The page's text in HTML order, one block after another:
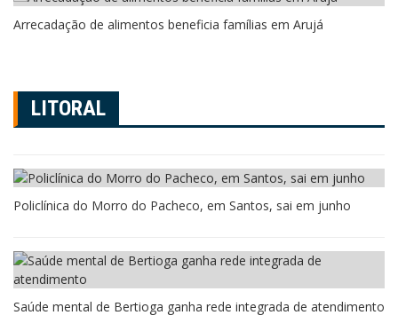
Arrecadação de alimentos beneficia famílias em Arujá
LITORAL
Policlínica do Morro do Pacheco, em Santos, sai em junho
Saúde mental de Bertioga ganha rede integrada de atendimento